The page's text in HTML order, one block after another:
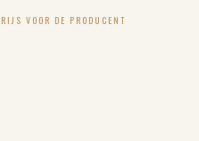
VOOR DE PRODUCENT